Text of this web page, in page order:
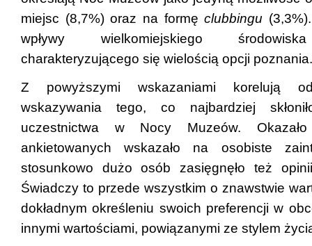
miejsc (8,7%) oraz na formęclubbingu
wpływy wielkomiejskiego
charakteryzującego się wielością opcji poznania.
Z powyższymi wskazaniami korelują
wskazywania tego, co najbardziej
uczestnictwa w Nocy Muzeów.
ankietowanych wskazało na osobiste
stosunkowo dużo osób zasięgnęło też
Świadczy to przede wszystkim o znawstwie
dokładnym określeniu swoich preferencji w
innymi wartościami, powiązanymi ze stylem